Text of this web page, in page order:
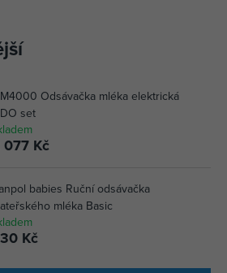
Odsávačka mléka elektrická
set
077 Kč
babies Ruční odsávačka
mléka Basic
Kč